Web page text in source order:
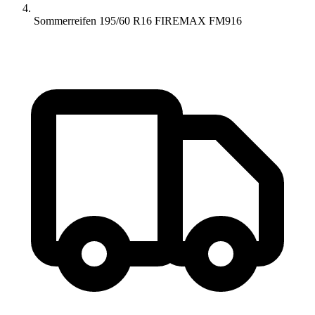
Sommerreifen 195/60 R16 FIREMAX FM916